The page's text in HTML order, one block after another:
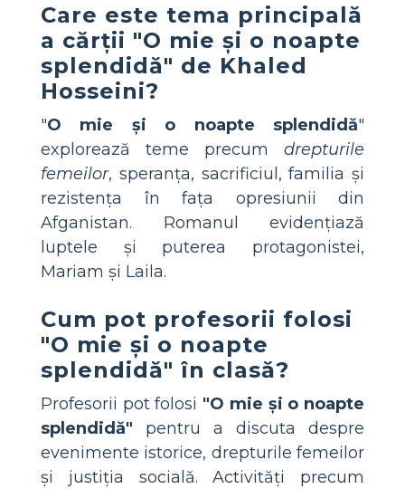
Care este tema principală
a cărții "O mie și o noapte
splendidă" de Khaled
Hosseini?
"O mie și o noapte splendidă"
explorează teme precum drepturile
femeilor, speranța, sacrificiul, familia și
rezistența în fața opresiunii din
Afganistan. Romanul evidențiază
luptele și puterea protagonistei,
Mariam și Laila.
Cum pot profesorii folosi
"O mie și o noapte
splendidă" în clasă?
Profesorii pot folosi "O mie și o noapte
splendidă" pentru a discuta despre
evenimente istorice, drepturile femeilor
și justiția socială. Activități precum